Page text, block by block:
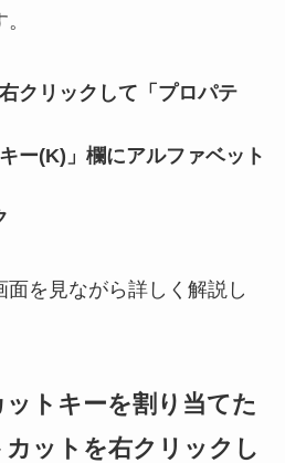
クリックして「プロパテ
ー(K)」欄にアルファベット
面を見ながら詳しく解説し
トキーを割り当てた
ットを右クリックし